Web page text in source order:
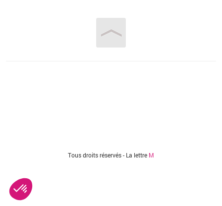
Tous droits réservés - La lettre M